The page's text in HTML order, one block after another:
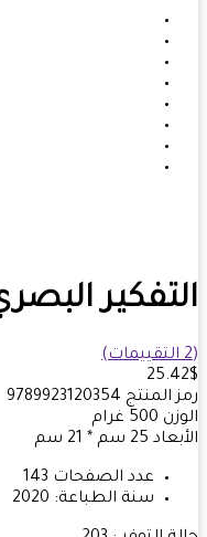
البصري
المنتج9789923120354
500 غرام
25 سم * 21 سم
عدد الصفحات 143
سنة الطباعة: 2020